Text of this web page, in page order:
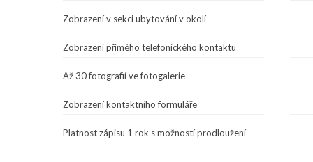
Zobrazení v sekci ubytování v okolí
Zobrazení přímého telefonického kontaktu
Až 30 fotografií ve fotogalerie
Zobrazení kontaktního formuláře
Platnost zápisu 1 rok s možností prodloužení